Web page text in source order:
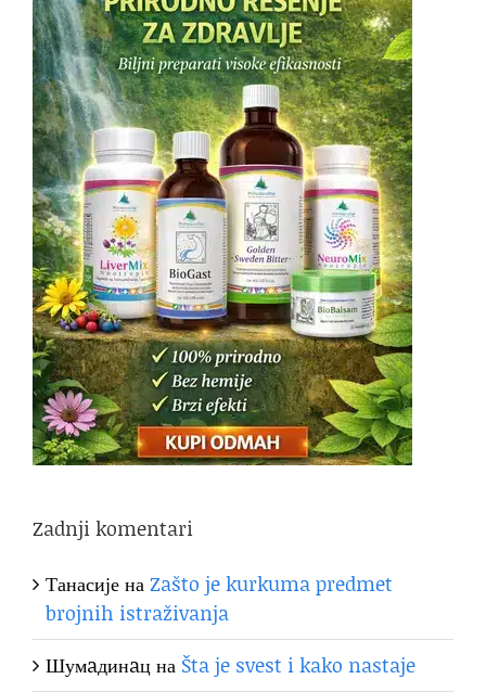
Zadnji komentari
ТанасијенаZašto je kurkuma predmet
brojnih istraživanja
Шумaдинaцна Šta je svest i kako nastaje